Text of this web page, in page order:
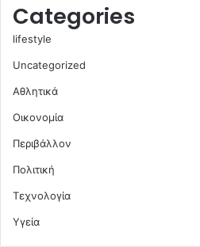
Categories
lifestyle
Uncategorized
Αθλητικά
Οικονομία
Περιβάλλον
Πολιτική
Τεχνολογία
Υγεία